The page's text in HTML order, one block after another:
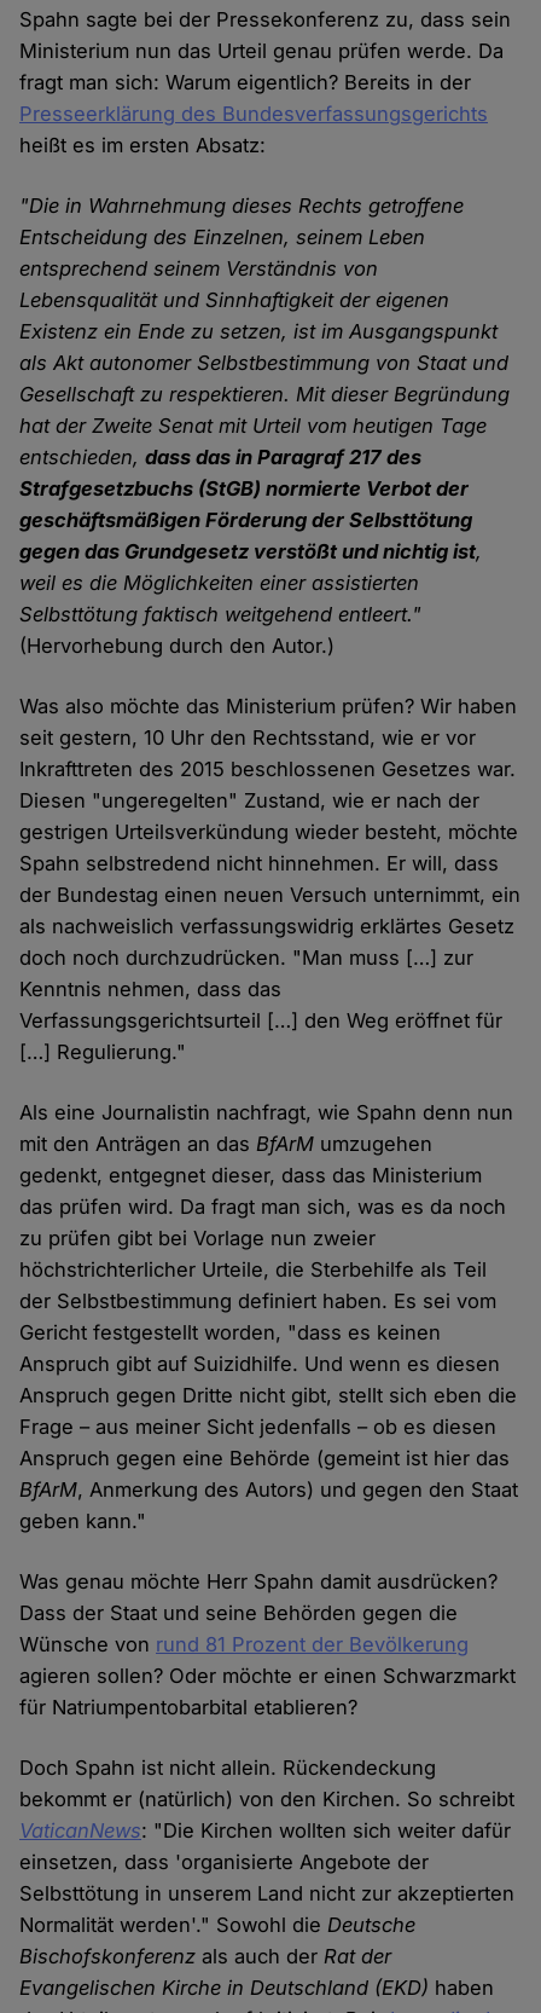
Spahn sagte bei der Pressekonferenz zu, dass sein
Ministerium nun das Urteil genau prüfen werde. Da
fragt man sich: Warum eigentlich? Bereits in der
Presseerklärung des Bundesverfassungsgerichts
heißt es im ersten Absatz:
"Die in Wahrnehmung dieses Rechts getroffene
Entscheidung des Einzelnen, seinem Leben
entsprechend seinem Verständnis von
Lebensqualität und Sinnhaftigkeit der eigenen
Existenz ein Ende zu setzen, ist im Ausgangspunkt
als Akt autonomer Selbstbestimmung von Staat und
Gesellschaft zu respektieren. Mit dieser Begründung
hat der Zweite Senat mit Urteil vom heutigen Tage
entschieden,dass das in Paragraf 217 des
Strafgesetzbuchs (StGB) normierte Verbot der
geschäftsmäßigen Förderung der Selbsttötung
gegen das Grundgesetz verstößt und nichtig ist,
weil es die Möglichkeiten einer assistierten
Selbsttötung faktisch weitgehend entleert."
(Hervorhebung durch den Autor.)
Was also möchte das Ministerium prüfen? Wir haben
seit gestern, 10 Uhr den Rechtsstand, wie er vor
Inkrafttreten des 2015 beschlossenen Gesetzes war.
Diesen "ungeregelten" Zustand, wie er nach der
gestrigen Urteilsverkündung wieder besteht, möchte
Spahn selbstredend nicht hinnehmen. Er will, dass
der Bundestag einen neuen Versuch unternimmt, ein
als nachweislich verfassungswidrig erklärtes Gesetz
doch noch durchzudrücken. "Man muss […] zur
Kenntnis nehmen, dass das
Verfassungsgerichtsurteil […] den Weg eröffnet für
[…] Regulierung."
Als eine Journalistin nachfragt, wie Spahn denn nun
mit den Anträgen an dasBfArM umzugehen
gedenkt, entgegnet dieser, dass das Ministerium
das prüfen wird. Da fragt man sich, was es da noch
zu prüfen gibt bei Vorlage nun zweier
höchstrichterlicher Urteile, die Sterbehilfe als Teil
der Selbstbestimmung definiert haben. Es sei vom
Gericht festgestellt worden, "dass es keinen
Anspruch gibt auf Suizidhilfe. Und wenn es diesen
Anspruch gegen Dritte nicht gibt, stellt sich eben die
Frage – aus meiner Sicht jedenfalls – ob es diesen
Anspruch gegen eine Behörde (gemeint ist hier das
BfArM, Anmerkung des Autors) und gegen den Staat
geben kann."
Was genau möchte Herr Spahn damit ausdrücken?
Dass der Staat und seine Behörden gegen die
Wünsche von rund 81 Prozent der Bevölkerung
agieren sollen? Oder möchte er einen Schwarzmarkt
für Natriumpentobarbital etablieren?
Doch Spahn ist nicht allein. Rückendeckung
bekommt er (natürlich) von den Kirchen. So schreibt
VaticanNews: "Die Kirchen wollten sich weiter dafür
einsetzen, dass 'organisierte Angebote der
Selbsttötung in unserem Land nicht zur akzeptierten
Normalität werden'." Sowohl dieDeutsche
Bischofskonferenz als auch derRat der
Evangelischen Kirche in Deutschland (EKD) haben